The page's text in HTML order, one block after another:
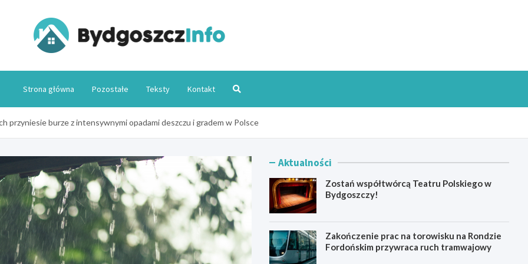
Strona główna Pozostałe Teksty Kontakt
przyniesie burze z intensywnymi opadami deszczu i gradem w Polsce
Aktualności
Zostań współtwórcą Teatru Polskiego w
Bydgoszczy!
Zakończenie prac na torowisku na Rondzie
Fordońskim przywraca ruch tramwajowy